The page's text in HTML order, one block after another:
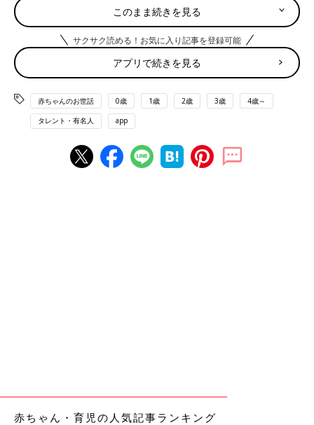
ごはんをゆっくり食べる時間もありませんでしたが、唯一クロワ
ッサンがとってもおいしかったことは覚えています。
でも実は、今でもエッフェル塔には上ったことがありません･･･
(笑)
杏 凱旋門は一昨年に上りましたが、エッフェル塔はまだないで
す。観光ではなく生活をしているとそんな感じかも…。
――フランス語はいつから学んでいるのでしょうか？
杏 子どもたちを連れて初めてパリに行ったときは、とにかく大
変でした。到着してからもいろんなことがありましたが、とって
このまま続きを見る
サクサク読める！お気に入り記事を登録可能
アプリで続きを見る
赤ちゃんのお世話 0歳 1歳 2歳 3歳 4歳～
タレント・有名人 app
赤ちゃん・育児の人気記事ランキング